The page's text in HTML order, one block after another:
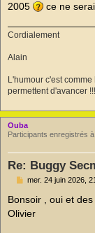
2005 ce ne
Cordialement
Alain
L'humour c'est
permettent d'avancer
Ouba
Participants enregistrés
Re: Buggy
M
s
a
mer. 24 juin 2026,
Bonsoir , oui et
Olivier